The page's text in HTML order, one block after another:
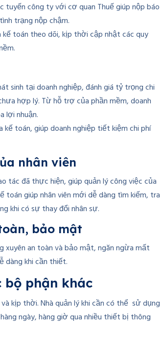
tuyến công ty với cơ quan Thuế giúp nộp báo
trạng nộp chậm.
toán theo dõi, kịp thời cập nhật các quy
sinh tại doanh nghiệp, đánh giá tỷ trọng chi
hợp lý. Từ hỗ trợ của phần mềm, doanh
lợi nhuận.
kế toán, giúp doanh nghiệp tiết kiệm chi phí
nhân viên
tác đã thực hiện, giúp quản lý công việc của
toán giúp nhân viên mới dễ dàng tìm kiếm, tra
khi có sự thay đổi nhân sự.
bảo mật
an toàn và bảo mật, ngăn ngừa mất
dàng khi cần thiết.
bộ phận khác
kịp thời. Nhà quản lý khi cần có thể sử dụng
ngày, hàng giờ qua nhiều thiết bị thông